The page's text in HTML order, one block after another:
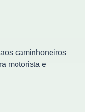
caminhoneiros
motorista e